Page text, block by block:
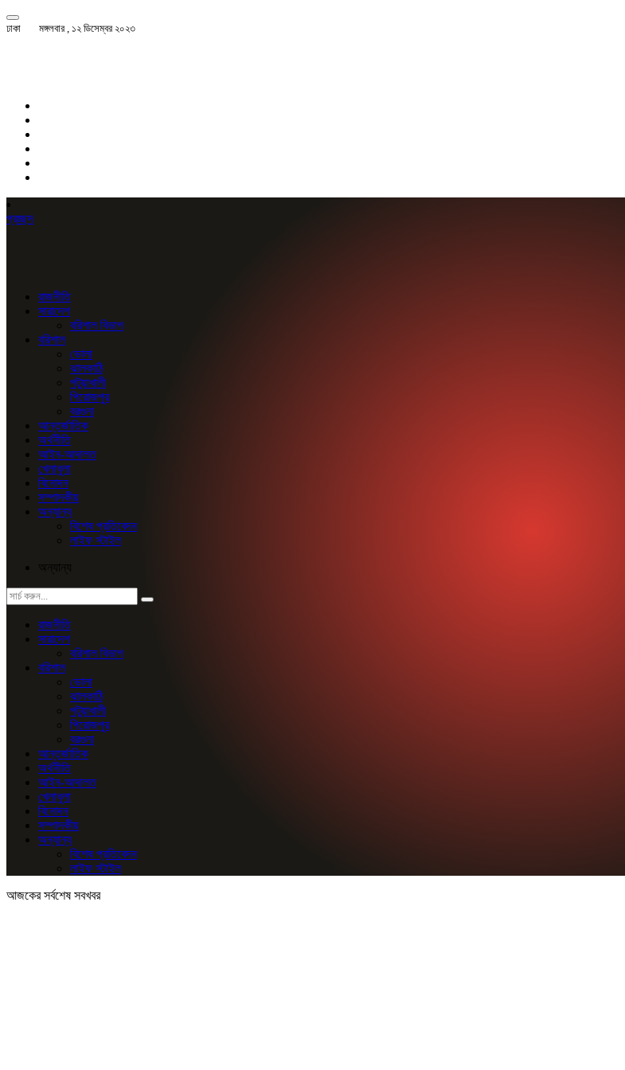
ঢাকা মঙ্গলবার , ১২ ডিসেম্বর ২০২৩
প্রচ্ছদ
রাজনীতি
সারাদেশ
বরিশাল বিভাগ
বরিশাল
ভোলা
ঝালকাঠি
পটুয়াখালী
পিরোজপুর
বরগুনা
আন্তর্জাতিক
অর্থনীতি
আইন-আদালত
খেলাধুলা
বিনোদন
সম্পাদকীয়
অন্যান্য
বিশেষ প্রতিবেদন
লাইফ স্টাইল
অন্যান্য
রাজনীতি
সারাদেশ
বরিশাল বিভাগ
বরিশাল
ভোলা
ঝালকাঠি
পটুয়াখালী
পিরোজপুর
বরগুনা
আন্তর্জাতিক
অর্থনীতি
আইন-আদালত
খেলাধুলা
বিনোদন
সম্পাদকীয়
অন্যান্য
বিশেষ প্রতিবেদন
লাইফ স্টাইল
আজকের সর্বশেষ সবখবর